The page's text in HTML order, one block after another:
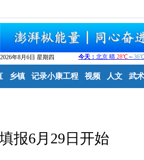
2026年8月6日 星期四
乡镇 记录小康工程 视频 人文 武术
报6月29日开始